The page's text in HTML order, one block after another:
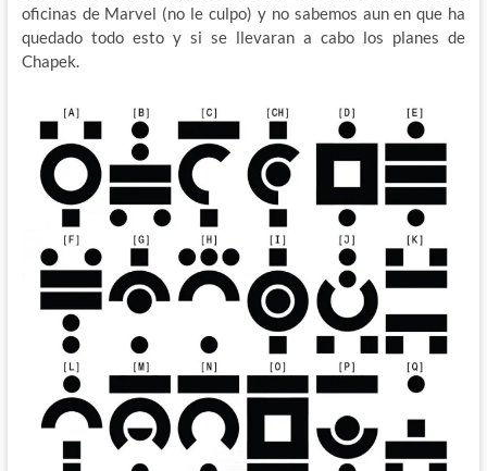
oficinas de Marvel (no le culpo) y no sabemos aun en que ha
quedado todo esto y si se llevaran a cabo los planes de
Chapek.